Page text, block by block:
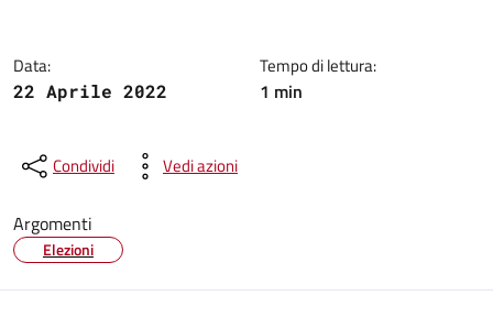
Data:
22 Aprile 2022
Tempo di lettura:
1 min
Condividi Vedi azioni
Argomenti
Elezioni